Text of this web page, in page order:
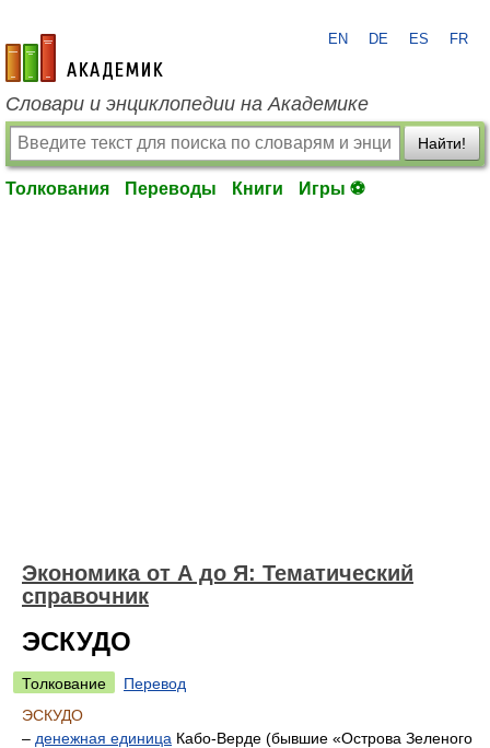
academic.ru
EN DE ES FR
Словари и энциклопедии на Академике
Найти!
Толкования Переводы Книги Игры ⚽
Экономика от А до Я: Тематический
справочник
ЭСКУДО
Толкование
Перевод
ЭСКУДО
– денежная единица Кабо-Верде (бывшие «Острова Зеленого